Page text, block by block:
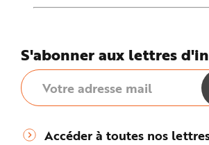
S'abonner aux lettres
Accéder à toutes nos